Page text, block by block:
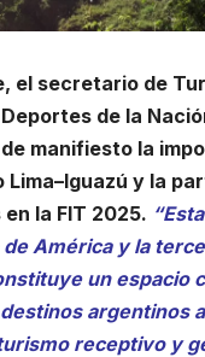
el secretario de
de la
manifiesto la
Lima–Iguazú y la
la FIT 2025.
América y la
un espacio
argentinos
receptivo y